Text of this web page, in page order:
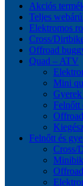
Akciós
Teljes
Elektromos
Cross/
Offroad
Quad – ATV
Mini
Felnőtt
Felnőtt és
Cross/